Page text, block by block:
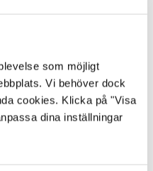
som möjligt
Vi behöver dock
cookies. Klicka på "Visa
dina inställningar